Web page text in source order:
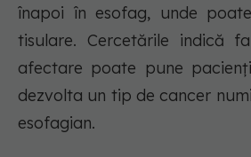
înapoi în esofag, unde
tisulare. Cercetările indică
afectare poate pune
dezvolta un tip de cancer
esofagian.